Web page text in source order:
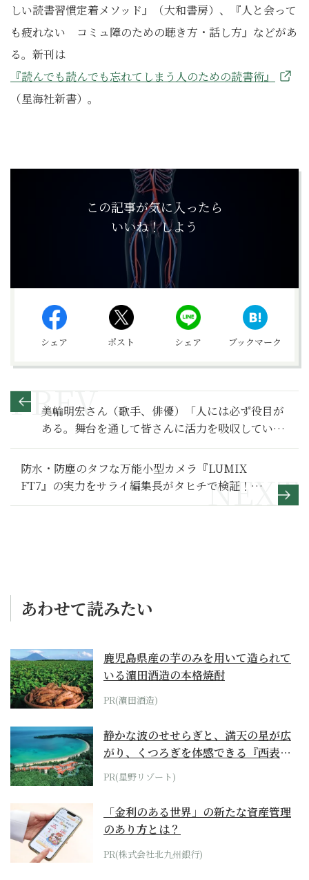
しい読書習慣定着メソッド』（大和書房）、『人と会って
も疲れない コミュ障のための聴き方・話し方』などがあ
る。新刊は
『読んでも読んでも忘れてしまう人のための読書術』
（星海社新書）。
この記事が気に入ったら
いいね！しよう
シェア ポスト シェア ブックマーク
美輪明宏さん（歌手、俳優）「人には必ず役目が
ある。舞台を通して皆さんに活力を吸収していた
だくのが私の役目です」【サライ・インタビュ
ー】
防水・防塵のタフな万能小型カメラ『LUMIX
FT7』の実力をサライ編集長がタヒチで検証！
［PR］
あわせて読みたい
鹿児島県産の芋のみを用いて造られて
いる濵田酒造の本格焼酎
PR(濵田酒造)
静かな波のせせらぎと、満天の星が広
がり、くつろぎを体感できる『西表島
ホテル by...
PR(星野リゾート)
「金利のある世界」の新たな資産管理
のあり方とは？
PR(株式会社北九州銀行)